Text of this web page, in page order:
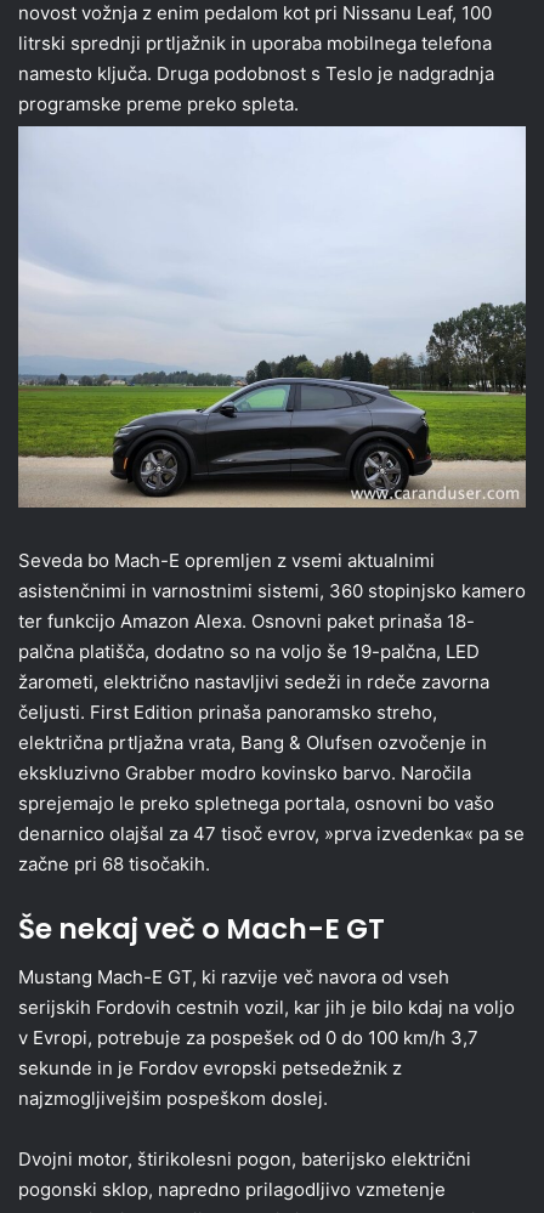
novost vožnja z enim pedalom kot pri Nissanu Leaf, 100
litrski sprednji prtljažnik in uporaba mobilnega telefona
namesto ključa. Druga podobnost s Teslo je nadgradnja
programske preme preko spleta.
Seveda bo Mach-E opremljen z vsemi aktualnimi
asistenčnimi in varnostnimi sistemi, 360 stopinjsko kamero
ter funkcijo Amazon Alexa. Osnovni paket prinaša 18-
palčna platišča, dodatno so na voljo še 19-palčna, LED
žarometi, električno nastavljivi sedeži in rdeče zavorna
čeljusti. First Edition prinaša panoramsko streho,
električna prtljažna vrata, Bang & Olufsen ozvočenje in
ekskluzivno Grabber modro kovinsko barvo. Naročila
sprejemajo le preko spletnega portala, osnovni bo vašo
denarnico olajšal za 47 tisoč evrov, »prva izvedenka« pa se
začne pri 68 tisočakih.
Še nekaj več o Mach-E GT
Mustang Mach-E GT, ki razvije več navora od vseh
serijskih Fordovih cestnih vozil, kar jih je bilo kdaj na voljo
v Evropi, potrebuje za pospešek od 0 do 100 km/h 3,7
sekunde in je Fordov evropski petsedežnik z
najzmogljivejšim pospeškom doslej.
Dvojni motor, štirikolesni pogon, baterijsko električni
pogonski sklop, napredno prilagodljivo vzmetenje